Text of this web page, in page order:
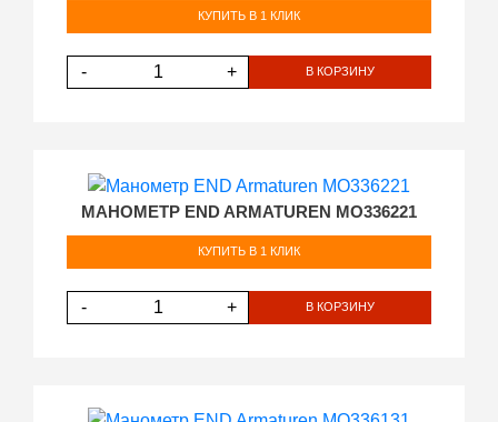
КУПИТЬ В 1 КЛИК
- + В КОРЗИНУ
МАНОМЕТР END ARMATUREN MO336221
КУПИТЬ В 1 КЛИК
- + В КОРЗИНУ